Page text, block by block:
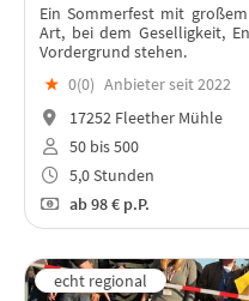
Ein Sommerfest mit
Art, bei dem Geselligkeit,
Vordergrund stehen.
★ 0(0) Anbieter seit 2022
17252 Fleether Mühle
50 bis 500
5,0 Stunden
ab98 € p.P.